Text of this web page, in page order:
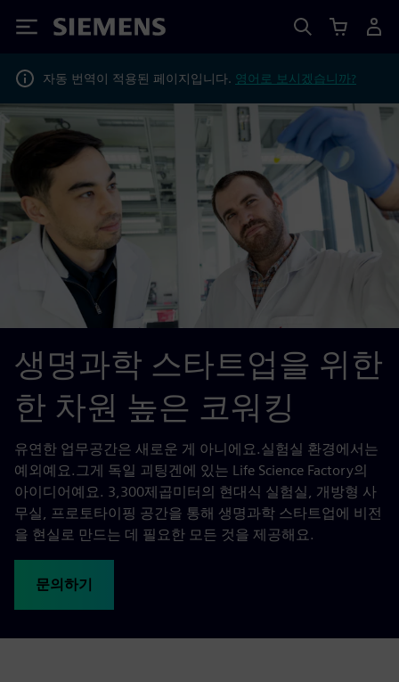
Siemens
자동 번역이 적용된 페이지입니다. 영어로 보시겠습니까?
생명과학 스타트업을 위한
한 차원 높은 코워킹
유연한 업무공간은 새로운 게 아니에요.실험실 환경에서는
예외예요.그게 독일 괴팅겐에 있는 Life Science Factory의
아이디어예요. 3,300제곱미터의 현대식 실험실, 개방형 사
무실, 프로토타이핑 공간을 통해 생명과학 스타트업에 비전
을 현실로 만드는 데 필요한 모든 것을 제공해요.
문의하기